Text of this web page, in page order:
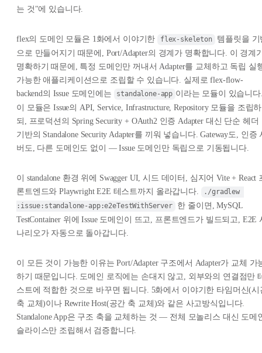
는 것"에 있습니다.
flex의 도메인 모듈은 1화에서 이야기한 flex-skeleton
템플릿을 기
으로 만들어지기 때문에, Port/Adapter의 경계가 명확합니다. 이 경계
명확하기 때문에, 특정 도메인만 꺼내서 Adapter를 교체하고 독립 실
가능한 애플리케이션으로 조립할 수 있습니다. 실제로 flex-flow-
backend의 Issue 도메인에는
standalone-app 이라는 모듈이 있습니
이 모듈은 Issue의 API, Service, Infrastructure, Repository 모듈을 조립하
되, 프로덕션의 Spring Security + OAuth2 인증 Adapter 대신 단순 헤더
기반의 Standalone Security Adapter를 끼워 넣습니다. Gateway도, 인증
버도, 다른 도메인도 없이 — Issue 도메인만 독립으로 기동됩니다.
이 standalone 환경 위에 Swagger UI, 시드 데이터, 심지어 Vite + React
론트엔드와 Playwright E2E 테스트까지 올라갑니다.
./gradlew
:issue:standalone-app:e2eTestWithServer
한 줄이면, MySQL
TestContainer 위에 Issue 도메인이 뜨고, 프론트엔드가 빌드되고, E2E
나리오가 자동으로 돌아갑니다.
이 모든 것이 가능한 이유는 Port/Adapter 구조에서 Adapter가 교체 가
하기 때문입니다. 도메인 로직에는 손대지 않고, 외부와의 연결점만
스트에 적합한 것으로 바꾸면 됩니다. 5화에서 이야기한 타임머신(시
축 교체)이나 Rewrite Host(공간 축 교체)와 같은 사고방식입니다.
Standalone App은 구조 축을 교체하는 것 — 전체 모놀리스 대신 도메
슬라이스만 조립해서 검증합니다.